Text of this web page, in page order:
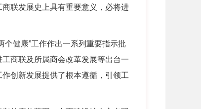
联发展史上具有重要意义，必将进
健康”工作作出一系列重要指示批
商联及所属商会改革发展等出台一
创新发展提供了根本遵循，引领工